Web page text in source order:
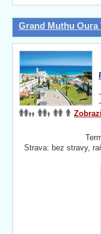
Grand Muthu Oura
-
-
Strava: bez stravy,